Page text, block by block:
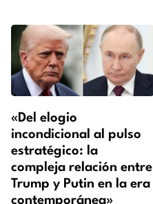
«Del elogio
incondicional al pulso
estratégico: la
compleja relación entre
Trump y Putin en la era
contemporánea»